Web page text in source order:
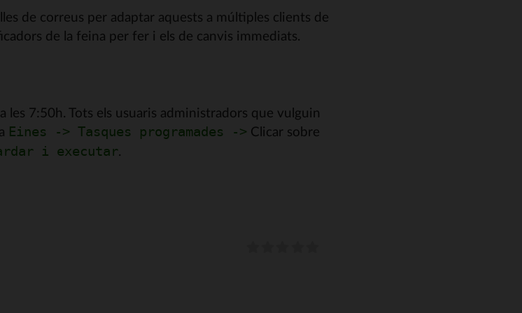
de correus per adaptar aquests a múltiples clients de
de la feina per fer i els de canvis immediats.
7:50h. Tots els usuaris administradors que vulguin
Eines -> Tasques programades -> Clicar sobre
i executar.